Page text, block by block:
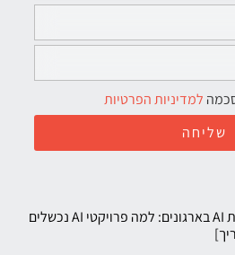
למדיניות הפרטיות
שליחה
ניהול השינוי – טרנפורמציית AI בארגונים: למה פרויקטי AI נכשלים